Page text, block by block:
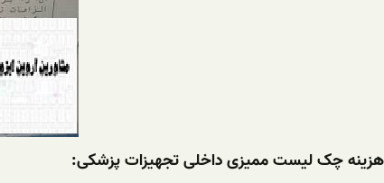
هزینه چک لیست ممیزی داخلی تجهیزات پزشکی: